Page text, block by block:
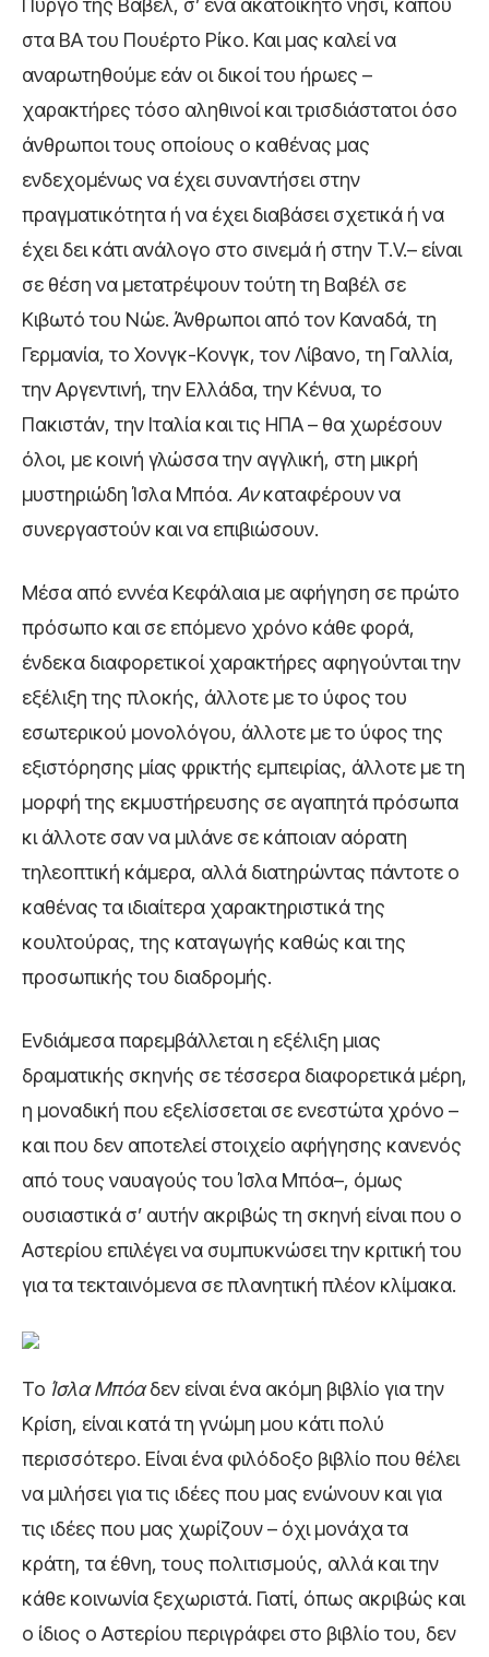
Πύργο της Βαβέλ, σ’ ένα ακατοίκητο νησί, κάπου
στα ΒΑ του Πουέρτο Ρίκο. Και μας καλεί να
αναρωτηθούμε εάν οι δικοί του ήρωες –
χαρακτήρες τόσο αληθινοί και τρισδιάστατοι όσο
άνθρωποι τους οποίους ο καθένας μας
ενδεχομένως να έχει συναντήσει στην
πραγματικότητα ή να έχει διαβάσει σχετικά ή να
έχει δει κάτι ανάλογο στο σινεμά ή στην T.V.– είναι
σε θέση να μετατρέψουν τούτη τη Βαβέλ σε
Κιβωτό του Νώε. Άνθρωποι από τον Καναδά, τη
Γερμανία, το Χονγκ-Κονγκ, τον Λίβανο, τη Γαλλία,
την Αργεντινή, την Ελλάδα, την Κένυα, το
Πακιστάν, την Ιταλία και τις ΗΠΑ – θα χωρέσουν
όλοι, με κοινή γλώσσα την αγγλική, στη μικρή
μυστηριώδη Ίσλα Μπόα. Ανκαταφέρουν να
συνεργαστούν και να επιβιώσουν.
Μέσα από εννέα Κεφάλαια με αφήγηση σε πρώτο
πρόσωπο και σε επόμενο χρόνο κάθε φορά,
ένδεκα διαφορετικοί χαρακτήρες αφηγούνται την
εξέλιξη της πλοκής, άλλοτε με το ύφος του
εσωτερικού μονολόγου, άλλοτε με το ύφος της
εξιστόρησης μίας φρικτής εμπειρίας, άλλοτε με τη
μορφή της εκμυστήρευσης σε αγαπητά πρόσωπα
κι άλλοτε σαν να μιλάνε σε κάποιαν αόρατη
τηλεοπτική κάμερα, αλλά διατηρώντας πάντοτε ο
καθένας τα ιδιαίτερα χαρακτηριστικά της
κουλτούρας, της καταγωγής καθώς και της
προσωπικής του διαδρομής.
Ενδιάμεσα παρεμβάλλεται η εξέλιξη μιας
δραματικής σκηνής σε τέσσερα διαφορετικά μέρη,
η μοναδική που εξελίσσεται σε ενεστώτα χρόνο –
και που δεν αποτελεί στοιχείο αφήγησης κανενός
από τους ναυαγούς του Ίσλα Μπόα–, όμως
ουσιαστικά σ’ αυτήν ακριβώς τη σκηνή είναι που ο
Αστερίου επιλέγει να συμπυκνώσει την κριτική του
για τα τεκταινόμενα σε πλανητική πλέον κλίμακα.
Το Ίσλα Μπόαδεν είναι ένα ακόμη βιβλίο για την
Κρίση, είναι κατά τη γνώμη μου κάτι πολύ
περισσότερο. Είναι ένα φιλόδοξο βιβλίο που θέλει
να μιλήσει για τις ιδέες που μας ενώνουν και για
τις ιδέες που μας χωρίζουν – όχι μονάχα τα
κράτη, τα έθνη, τους πολιτισμούς, αλλά και την
κάθε κοινωνία ξεχωριστά. Γιατί, όπως ακριβώς και
ο ίδιος ο Αστερίου περιγράφει στο βιβλίο του, δεν